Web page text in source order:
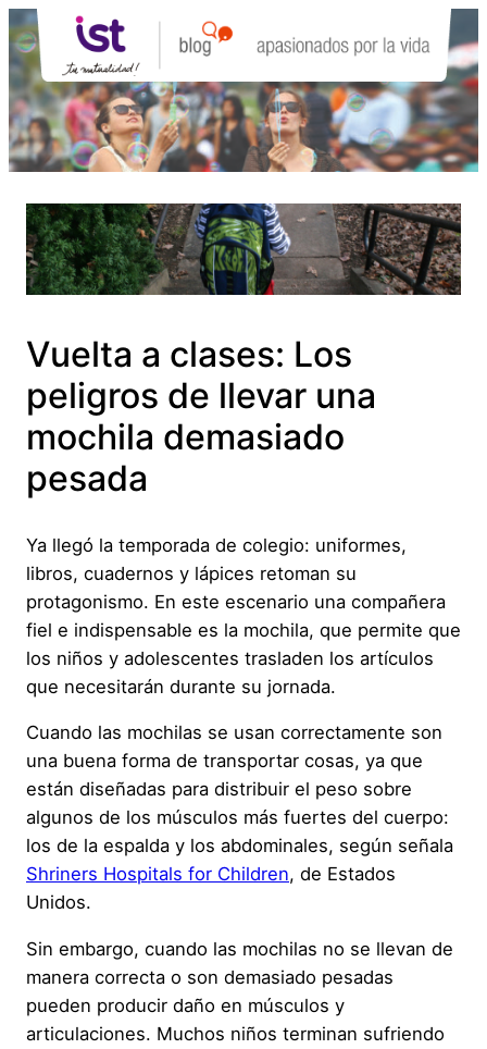
Saltar
al
contenido
Vuelta a clases: Los
peligros de llevar una
mochila demasiado
pesada
Ya llegó la temporada de colegio: uniformes,
libros, cuadernos y lápices retoman su
protagonismo. En este escenario una compañera
fiel e indispensable es la mochila, que permite que
los niños y adolescentes trasladen los artículos
que necesitarán durante su jornada.
Cuando las mochilas se usan correctamente son
una buena forma de transportar cosas, ya que
están diseñadas para distribuir el peso sobre
algunos de los músculos más fuertes del cuerpo:
los de la espalda y los abdominales, según señala
Shriners Hospitals for Children, de Estados
Unidos.
Sin embargo, cuando las mochilas no se llevan de
manera correcta o son demasiado pesadas
pueden producir daño en músculos y
articulaciones. Muchos niños terminan sufriendo